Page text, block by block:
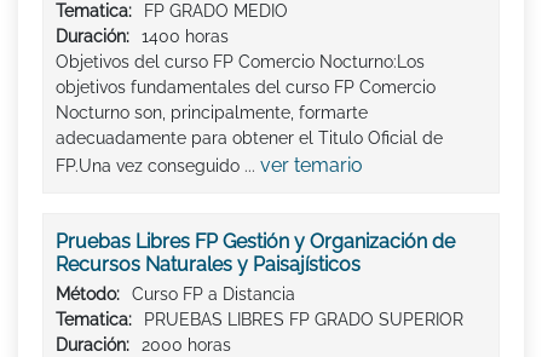
Tematica:
FP GRADO MEDIO
Duración:
1400 horas
Objetivos del curso FP Comercio Nocturno:Los
objetivos fundamentales del curso FP Comercio
Nocturno son, principalmente, formarte
adecuadamente para obtener el Titulo Oficial de
FP.Una vez conseguido ... ver temario
Pruebas Libres FP Gestión y Organización de
Recursos Naturales y Paisajísticos
Método:
Curso FP a Distancia
Tematica:
PRUEBAS LIBRES FP GRADO SUPERIOR
Duración:
2000 horas